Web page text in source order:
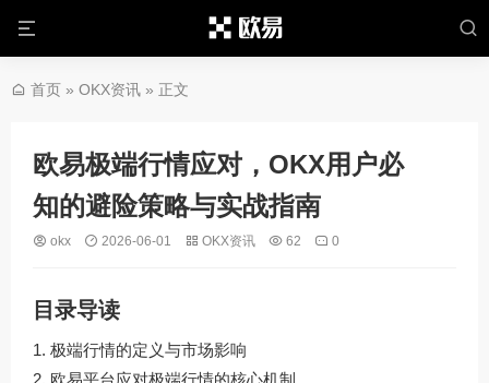
首页 » OKX资讯 » 正文
欧易极端行情应对，OKX用户必
知的避险策略与实战指南
okx 2026-06-01 OKX资讯 62 0
目录导读
极端行情的定义与市场影响
欧易平台应对极端行情的核心机制